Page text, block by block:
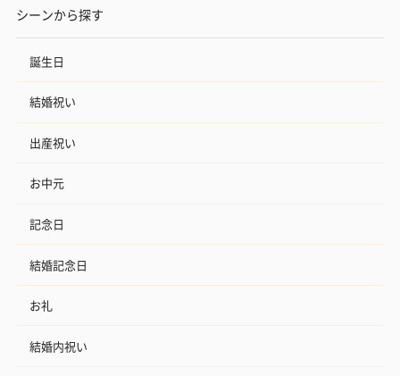
シーンから探す
誕生日
結婚祝い
出産祝い
お中元
記念日
結婚記念日
お礼
結婚内祝い